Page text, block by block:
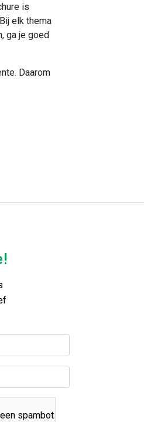
is
elk thema
ga je goed
Daarom
spambot